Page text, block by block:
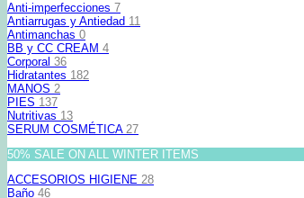
Anti-imperfecciones 7
Antiarrugas y Antiedad 11
Antimanchas 0
BB y CC CREAM 4
Corporal 36
Hidratantes 182
MANOS 2
PIES 137
Nutritivas 13
SERUM COSMÉTICA 27
50% SALE ON ALL WINTER ITEMS
ACCESORIOS HIGIENE 28
Baño 46